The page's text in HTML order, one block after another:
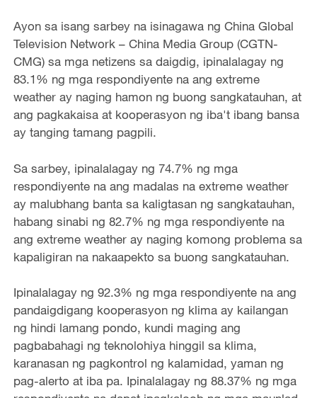
Ayon sa isang sarbey na isinagawa ng China Global
Television Network – China Media Group (CGTN-
CMG) sa mga netizens sa daigdig, ipinalalagay ng
83.1% ng mga respondiyente na ang extreme
weather ay naging hamon ng buong sangkatauhan, at
ang pagkakaisa at kooperasyon ng iba't ibang bansa
ay tanging tamang pagpili.
Sa sarbey, ipinalalagay ng 74.7% ng mga
respondiyente na ang madalas na extreme weather
ay malubhang banta sa kaligtasan ng sangkatauhan,
habang sinabi ng 82.7% ng mga respondiyente na
ang extreme weather ay naging komong problema sa
kapaligiran na nakaapekto sa buong sangkatauhan.
Ipinalalagay ng 92.3% ng mga respondiyente na ang
pandaigdigang kooperasyon ng klima ay kailangan
ng hindi lamang pondo, kundi maging ang
pagbabahagi ng teknolohiya hinggil sa klima,
karanasan ng pagkontrol ng kalamidad, yaman ng
pag-alerto at iba pa. Ipinalalagay ng 88.37% ng mga